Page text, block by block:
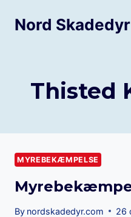
Nord Skadedyr
Thisted
MYREBEKÆMPELSE
By nordskadedyr.com 26